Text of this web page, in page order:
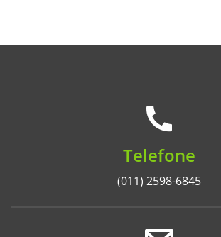
Telefone
(011) 2598-6845